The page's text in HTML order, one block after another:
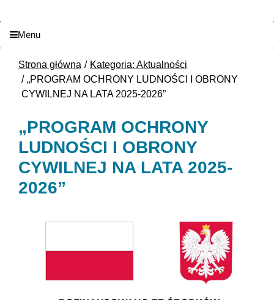
Menu
Strona główna
Kategoria: Aktualności
„PROGRAM OCHRONY LUDNOŚCI I OBRONY
CYWILNEJ NA LATA 2025-2026”
„PROGRAM OCHRONY
LUDNOŚCI I OBRONY
CYWILNEJ NA LATA 2025-
2026”